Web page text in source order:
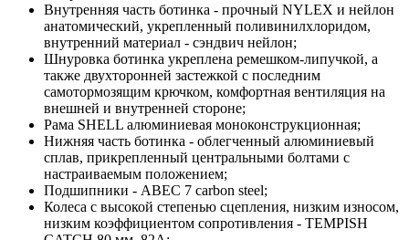
Внутренняя часть ботинка - прочный NYLEX и нейлон
анатомический, укрепленный поливинилхлоридом,
внутренний материал - сэндвич нейлон;
Шнуровка ботинка укреплена ремешком-липучкой, а
также двухторонней застежкой с последним
самотормозящим крючком, комфортная вентиляция на
внешней и внутренней стороне;
Рама SHELL алюминиевая моноконструкционная;
Нижняя часть ботинка - облегченный алюминиевый
сплав, прикрепленный центральными болтами с
настраиваемым положением;
Подшипники - АВЕС 7 carbon steel;
Колеса с высокой степенью сцепления, низким износом,
низким коэффициентом сопротивления - TEMPISH